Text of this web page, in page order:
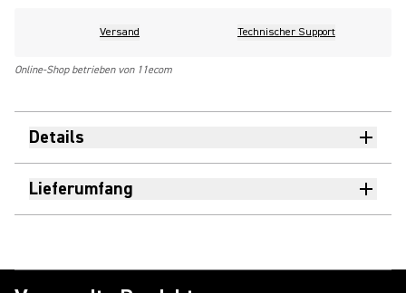
Versand Technischer Support
Online-Shop betrieben von 11ecom
Details
Lieferumfang